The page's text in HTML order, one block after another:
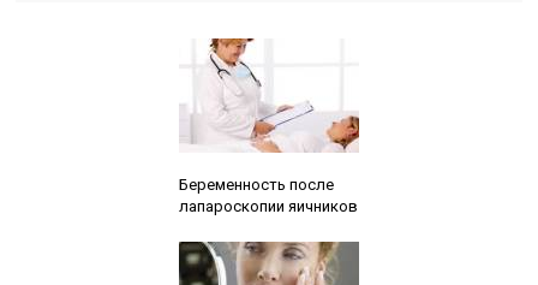
Беременность после
лапароскопии яичников